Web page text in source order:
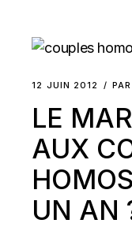
12 JUIN 2012 PAR
LE
AUX
UN AN